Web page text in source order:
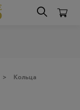
>
Кольца